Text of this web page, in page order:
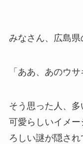
みなさん、広島県
「ああ、あのウ
そう思った人、
可愛らしいイメ
ろしい謎が隠され